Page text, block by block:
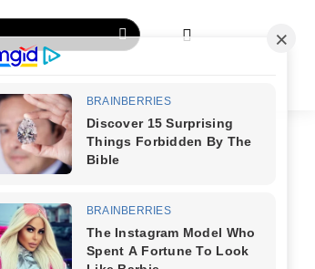
RS Adinda Medical Centre, SAMA-AI
JMSI
x